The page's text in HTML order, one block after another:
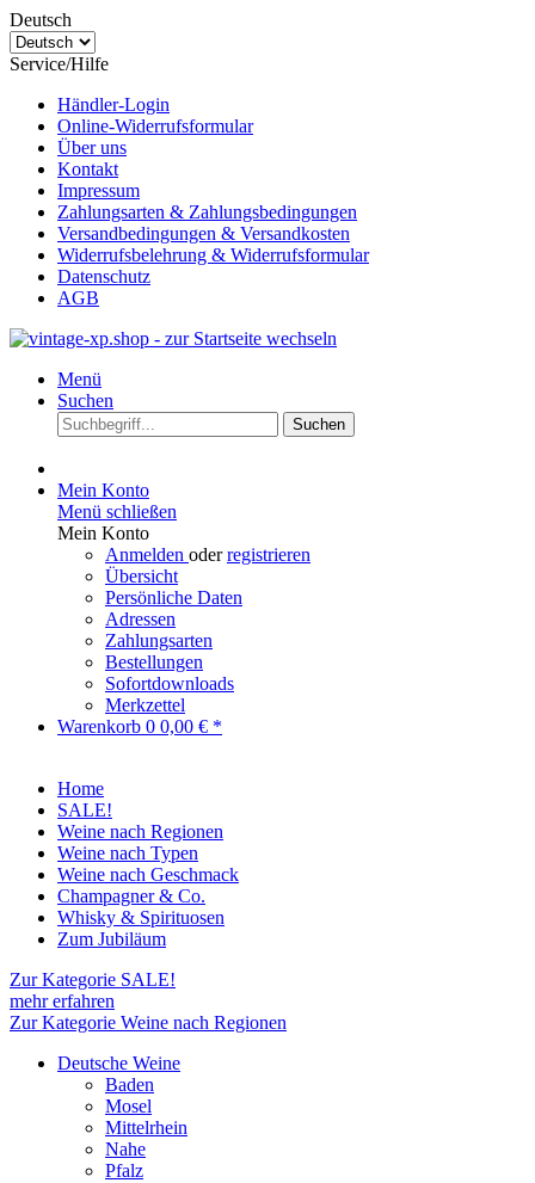
Deutsch
Service/Hilfe
Händler-Login
Online-Widerrufsformular
Über uns
Kontakt
Impressum
Zahlungsarten & Zahlungsbedingungen
Versandbedingungen & Versandkosten
Widerrufsbelehrung & Widerrufsformular
Datenschutz
AGB
Menü
Suchen
Suchen
Mein Konto
Menü schließen
Mein Konto
Anmelden oderregistrieren
Übersicht
Persönliche Daten
Adressen
Zahlungsarten
Bestellungen
Sofortdownloads
Merkzettel
Warenkorb 0 0,00 € *
Home
SALE!
Weine nach Regionen
Weine nach Typen
Weine nach Geschmack
Champagner & Co.
Whisky & Spirituosen
Zum Jubiläum
Zur Kategorie SALE!
mehr erfahren
Zur Kategorie Weine nach Regionen
Deutsche Weine
Baden
Mosel
Mittelrhein
Nahe
Pfalz